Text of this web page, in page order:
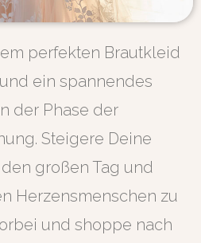
perfekten Brautkleid
ein spannendes
der Phase der
Steigere Deine
großen Tag und
Herzensmenschen zu
und shoppe nach